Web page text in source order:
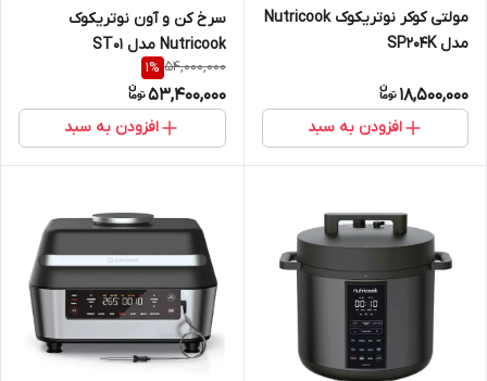
مولتی کوکر نوتریکوک Nutricook
مدل SP204K
18,500,000
افزودن به سبد
سرخ کن و آون نوتریکوک
Nutricook مدل ‎ST01
54,000,000
1%
53,400,000
افزودن به سبد